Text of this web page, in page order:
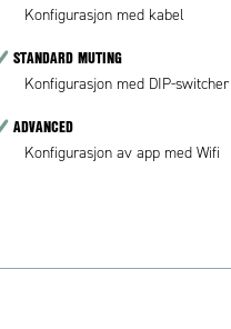
Konfigurasjon med kabel
STANDARD MUTING
Konfigurasjon med DIP-switcher
ADVANCED
Konfigurasjon av app med Wifi